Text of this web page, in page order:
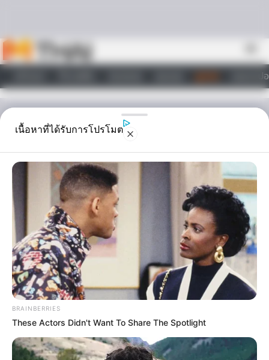
วอลเปเ
ไลฟ์สไตล์
ดูดวง
ทำไม!! ต้องมัดตราสังศพ..?
หลายคนคงสงสัยว่าทำไมคนที่ตายไปแล้ว ทางด้าน สัปเหร่อ จึงต้องนำศพ
มาทำการ มัดตราสัง เพื่ออะไร และเหตุผลเป็นอย่างไร วันนี้
Horoscope.Mthai.com นำข้อมูลมาบอกกัน
Home/ดูดวง/ ทำไม!! ต้องมัดตราสังศพ..?
ดูดวง|
17 มี.ค. 2015
แบ่งปัน
เนื้อหาที่ได้รับการโปรโมต
BRAINBERRIES
These Actors Didn't Want To Share The Spotlight